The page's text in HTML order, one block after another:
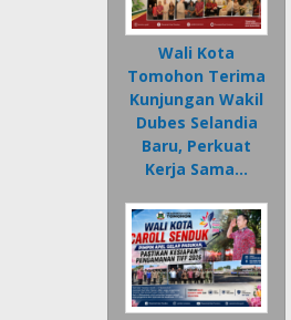
Wali Kota
Tomohon Terima
Kunjungan Wakil
Dubes Selandia
Baru, Perkuat
Kerja Sama…